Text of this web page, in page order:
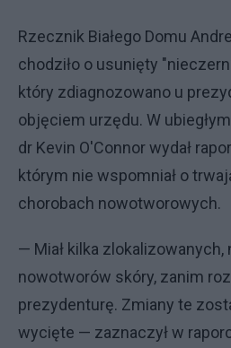
Rzecznik Białego Domu
chodziło o usunięty
który zdiagnozowano u
objęciem urzędu. W
dr Kevin O'Connor wydał
którym nie wspomniał o
chorobach nowotworowych.
— Miał kilka
nowotworów skóry, zanim
prezydenturę. Zmiany te
wycięte — zaznaczył w